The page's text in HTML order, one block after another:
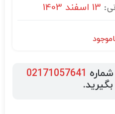
13 اسفند 1403
02171057641